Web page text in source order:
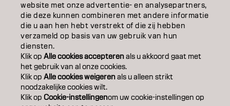
SALONVINDER
WORD PARTNER
CONTACT
ColofonPrivacyverklaringCookiebeleid
GebruiksvoorwaardenToegankelijkheidsverklaring
website met onze advertentie- en analysepartners,
die deze kunnen combineren met andere informatie
die u aan hen hebt verstrekt of die zij hebben
verzameld op basis van uw gebruik van hun
diensten.
Klik opAlle cookies accepterenals u akkoord gaat met
het gebruik van al onze cookies.
Klik opAlle cookies weigerenals u alleen strikt
noodzakelijke cookies wilt.
Klik opCookie-instellingenom uw cookie-instellingen op